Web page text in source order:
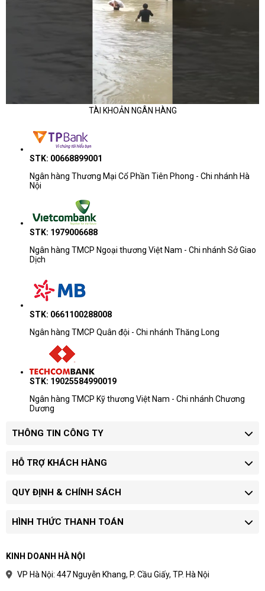
TÀI KHOẢN NGÂN HÀNG
STK: 00668899001
Ngân hàng Thương Mại Cổ Phần Tiên Phong - Chi nhánh Hà
Nội
STK: 1979006688
Ngân hàng TMCP Ngoại thương Việt Nam - Chi nhánh Sở Giao
Dịch
STK: 0661100288008
Ngân hàng TMCP Quân đội - Chi nhánh Thăng Long
STK: 19025584990019
Ngân hàng TMCP Kỹ thương Việt Nam - Chi nhánh Chương
Dương
THÔNG TIN CÔNG TY
HỖ TRỢ KHÁCH HÀNG
QUY ĐỊNH & CHÍNH SÁCH
HÌNH THỨC THANH TOÁN
KINH DOANH HÀ NỘI
VP Hà Nội: 447 Nguyễn Khang, P. Cầu Giấy, TP. Hà Nội